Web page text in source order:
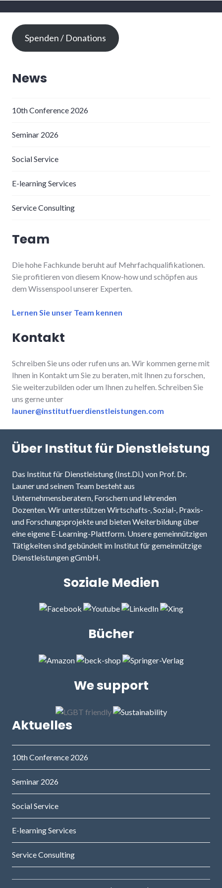
Spenden / Donations
News
10th Conference 2026
Seminar 2026
Social Service
E-learning Services
Service Consulting
Team
Die hohe Fachkunde beruht auf Mehrfachqualifikationen.
Sie profitieren von diesem Know-how und schöpfen aus
dem Wissenspool unserer Experten.
Lernen Sie unser Team kennen
Kontakt
Schreiben Sie uns oder rufen uns an. Wir kommen gerne mit
Ihnen in Kontakt um Sie zu beraten, mit Ihnen zu forschen,
Sie weiterzubilden oder um Ihnen zu helfen. Schreiben Sie
uns gerne unter
launer@institutfuerdienstleistungen.com
Über Institut für Dienstleistung
Das Institut für Dienstleistung (Inst.Di.) von Prof. Dr.
Launer und seinem Team besteht aus
Unternehmensberatern, Forschern und lehrenden
Dozenten. Wir unterstützen Wirtschafts-, Sozial-, Praxis-
und Forschungsprojekte und bieten Weiterbildung über
eine eigene E-Learning-Plattform. Unsere gemeinnützigen
Tätigkeiten sind gebündelt im Institut für gemeinnützige
Dienstleistungen gGmbH.
Soziale Medien
Bücher
We support
Aktuelles
10th Conference 2026
Seminar 2026
Social Service
E-learning Services
Service Consulting